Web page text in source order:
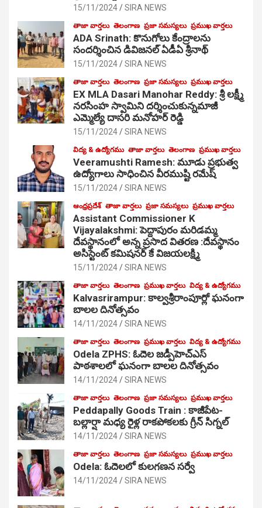
15/11/2024 SIRA NEWS
తాజా వార్తలు తెలంగాణ ప్రజా సమస్యలు ప్రముఖ వార్తలు
ADA Srinath: కొనుగోలు కేంద్రాల‌ను
సంద‌ర్శించిన డివిజనల్ ఏడీఏ శ్రీనాథ్
15/11/2024 SIRA NEWS
తాజా వార్తలు తెలంగాణ ప్రజా సమస్యలు ప్రముఖ వార్తలు
EX MLA Dasari Manohar Reddy: శ్రీ లక్ష్మీ
నరసింహ స్వామిని దర్శించుకున్నమాజీ
ఎమ్మెల్యే దాసరి మనోహర్ రెడ్డి
15/11/2024 SIRA NEWS
విద్య & ఉద్యోగము తాజా వార్తలు తెలంగాణ ప్రముఖ వార్తలు
Veeramushti Ramesh: మూడు ప్రభుత్వ
ఉద్యోగాలు సాధించిన వీరముష్టి రమేష్
15/11/2024 SIRA NEWS
ఆంధ్రప్రదేశ్ తాజా వార్తలు ప్రజా సమస్యలు ప్రముఖ వార్తలు
Assistant Commissioner K
Vijayalakshmi: పెద్దాపురం మరిడమ్మ
దేవస్థానంలో అన్న ప్రసాద వితరణ :దేవస్థానం
అసిస్టెంట్ కమిషనర్ కే విజయలక్ష్మి
15/11/2024 SIRA NEWS
తాజా వార్తలు తెలంగాణ ప్రముఖ వార్తలు విద్య & ఉద్యోగము
Kalvasrirampur: కాల్వశ్రీరాంపూర్లో ఘనంగా
బాలల దినోత్సవం
14/11/2024 SIRA NEWS
తాజా వార్తలు తెలంగాణ ప్రముఖ వార్తలు విద్య & ఉద్యోగము
Odela ZPHS: ఓదెల జ‌డ్పీహెచ్ఎస్
పాఠ‌శాల‌లో ఘనంగా బాలల దినోత్సవం
14/11/2024 SIRA NEWS
తాజా వార్తలు తెలంగాణ ప్రజా సమస్యలు ప్రముఖ వార్తలు
Peddapally Goods Train : కాజీపేట-
బల్లార్షా మధ్య రైళ్ల రాకపోకలకు గ్రీన్ సిగ్నల్
14/11/2024 SIRA NEWS
తాజా వార్తలు తెలంగాణ ప్రజా సమస్యలు ప్రముఖ వార్తలు
Odela: ఓదెలలో కులగణన సర్వే
14/11/2024 SIRA NEWS